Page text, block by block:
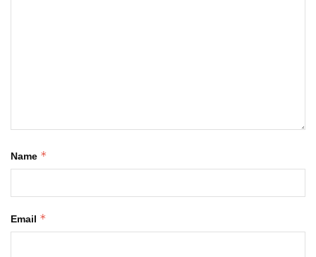
Name *
Email *